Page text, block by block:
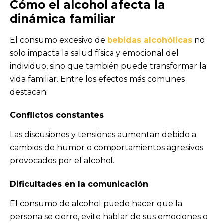
Cómo el alcohol afecta la
dinámica familiar
El consumo excesivo de bebidas alcohólicas no
solo impacta la salud física y emocional del
individuo, sino que también puede transformar la
vida familiar. Entre los efectos más comunes
destacan:
Conflictos constantes
Las discusiones y tensiones aumentan debido a
cambios de humor o comportamientos agresivos
provocados por el alcohol.
Dificultades en la comunicación
El consumo de alcohol puede hacer que la
persona se cierre, evite hablar de sus emociones o